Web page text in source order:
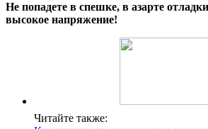
Не попадете в спешке, в азарте
высокое напряжение!
Читайте также: